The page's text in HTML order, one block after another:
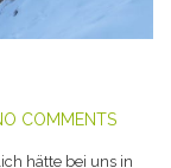
COMMENTS
hätte bei uns in